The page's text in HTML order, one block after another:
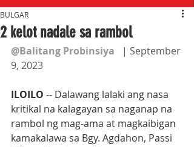
2 kelot nadale sa rambol
BULGAR
@Balitang Probinsiya
   | September
9, 2023
ILOILO -- Dalawang lalaki ang nasa
kritikal na kalagayan sa naganap na
rambol ng mag-ama at magkaibigan
kamakalawa sa Bgy. Agdahon, Passi